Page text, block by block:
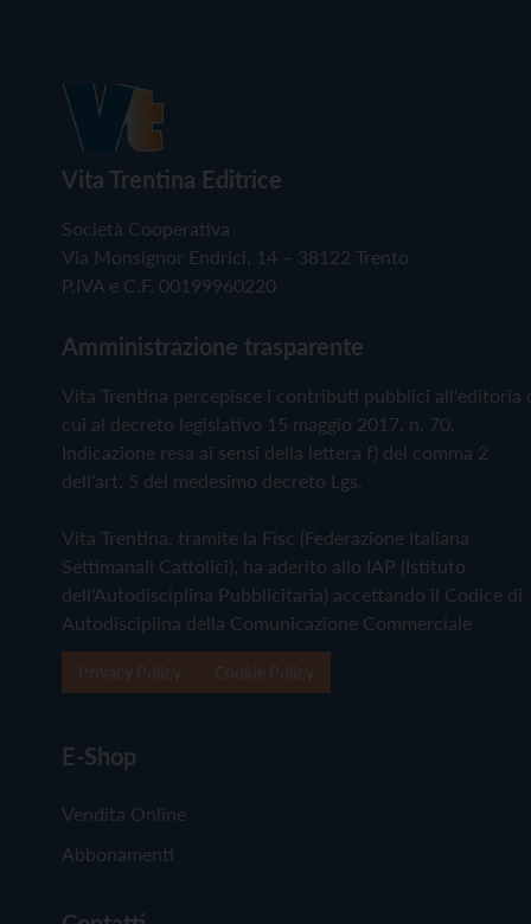
Vita Trentina Editrice
Società Cooperativa
Via Monsignor Endrici, 14 – 38122 Trento
P.IVA e C.F. 00199960220
Amministrazione trasparente
Vita Trentina percepisce i contributi pubblici all'editoria
cui al decreto legislativo 15 maggio 2017, n. 70.
Indicazione resa ai sensi della lettera f) del comma 2
dell'art. 5 del medesimo decreto Lgs.
Vita Trentina, tramite la Fisc (Federazione Italiana
Settimanali Cattolici), ha aderito allo IAP (Istituto
dell'Autodisciplina Pubblicitaria) accettando il Codice di
Autodisciplina della Comunicazione Commerciale
E-Shop
Vendita Online
Abbonamenti